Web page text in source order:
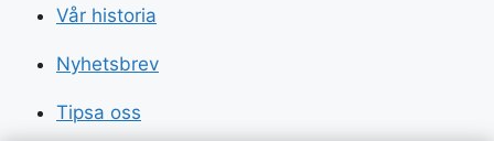
Vår historia
Nyhetsbrev
Tipsa oss